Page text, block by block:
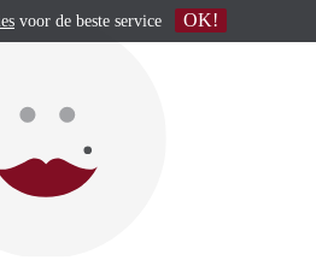
voor de beste service OK!